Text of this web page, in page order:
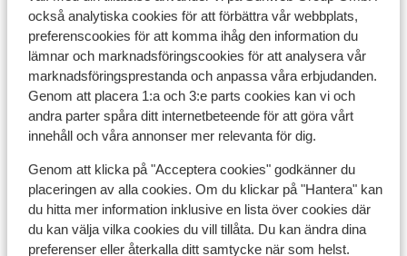
också analytiska cookies för att förbättra vår webbplats,
preferenscookies för att komma ihåg den information du
lämnar och marknadsföringscookies för att analysera vår
marknadsföringsprestanda och anpassa våra erbjudanden.
Genom att placera 1:a och 3:e parts cookies kan vi och
andra parter spåra ditt internetbeteende för att göra vårt
innehåll och våra annonser mer relevanta för dig.
Genom att klicka på "Acceptera cookies" godkänner du
placeringen av alla cookies. Om du klickar på "Hantera" kan
du hitta mer information inklusive en lista över cookies där
du kan välja vilka cookies du vill tillåta. Du kan ändra dina
preferenser eller återkalla ditt samtycke när som helst.
Praktisk information
Huvudstad:
Huvudstad är Aten.
Tidsskillnad:
Grekland är 1 timme före Sverige.